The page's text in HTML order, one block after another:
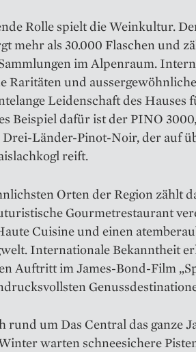
Rolle spielt die Weinkultur.
mehr als 30.000 Flaschen und
im Alpenraum.
Raritäten und
Leidenschaft des Hauses
Beispiel dafür ist der PINO
Länder-Pinot-Noir, der auf
reift.
Orten der Region zählt
Gourmetrestaurant
Cuisine und einen
Internationale Bekanntheit
Auftritt im James-Bond-Film
rund um Das Central das ganze
warten schneesichere